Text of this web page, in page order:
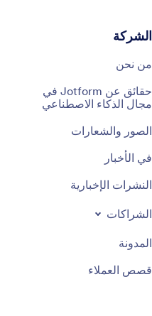
الشركة
من نحن
حقائق عن Jotform في
مجال الذكاء الاصطناعي
الصور والشعارات
في الأخبار
النشرات الإخبارية
الشراكات
المدونة
قصص العملاء